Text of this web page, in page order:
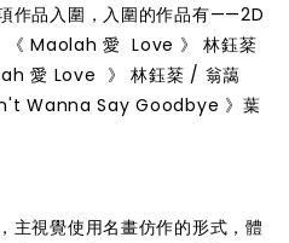
作品入圍，入圍的作品有——2D
《 Maolah 愛 Love 》 林鈺棻
愛 Love 》 林鈺棻 / 翁藹
Wanna Say Goodbye 》葉
主視覺使用名畫仿作的形式，體